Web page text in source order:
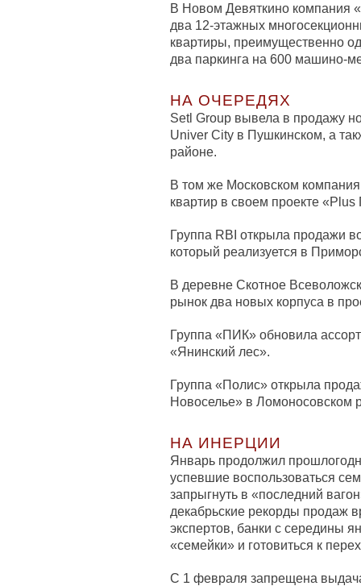
В Новом Девяткино
два 12-этажных
квартиры, преимущественно
два паркинга на 600 машино-
НА ОЧЕРЕДЯХ
Setl Group вывела в продажу
Univer City в Пушкинском, а
районе.
В том же Московском
квартир в своем проекте «Plus
Группа RBI открыла продажи
который реализуется в
В деревне Скотное
рынок два новых корпуса в
Группа «ПИК» обновила
«Янинский лес».
Группа «Полис» открыла
Новоселье» в Ломоносовском
НА ИНЕРЦИИ
Январь продолжил
успевшие воспользоваться
запрыгнуть в «последний
декабрьские рекорды продаж
экспертов, банки с середины
«семейки» и готовиться к
С 1 февраля запрещена